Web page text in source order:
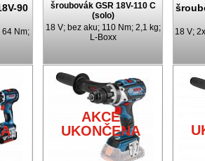
90
64 Nm;
šroubovák GSR 18V-110 C
(solo)
18 V; bez aku; 110 Nm; 2,1 kg;
L-Boxx
AKCE
UKONČENA
18 V;